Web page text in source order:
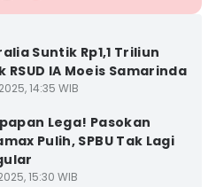
Suntik Rp1,1 Triliun
RSUD IA Moeis Samarinda
14:35 WIB
Lega! Pasokan
Pulih, SPBU Tak Lagi
15:30 WIB